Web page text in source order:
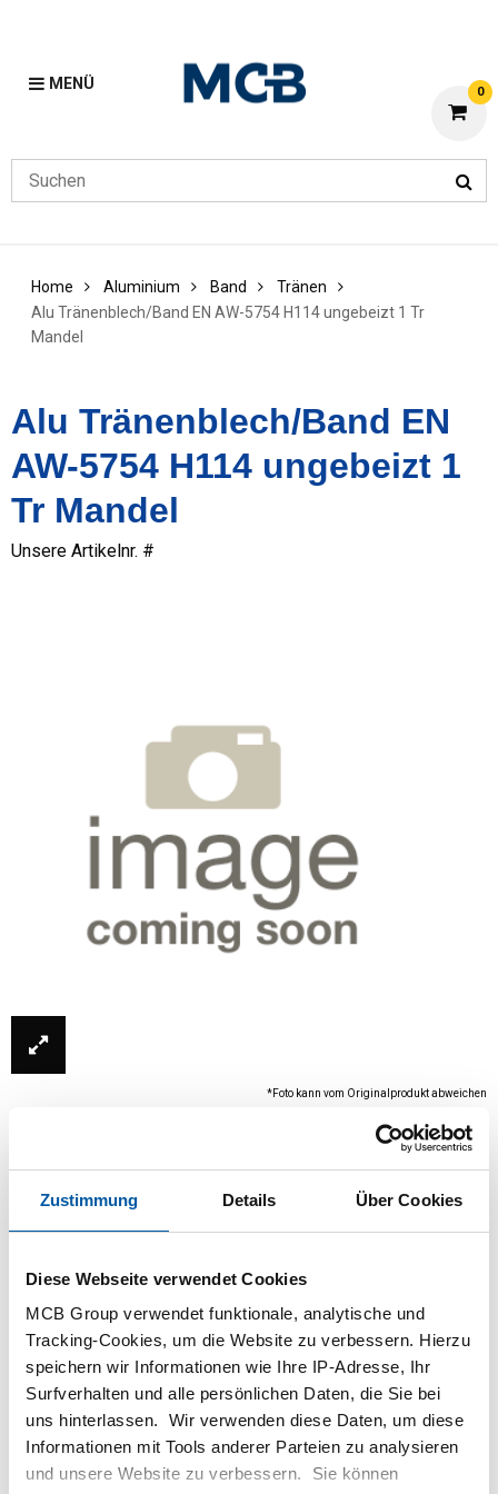
Zustimmung Details Über Cookies
Diese Webseite verwendet Cookies
MCB Group verwendet funktionale, analytische und
Tracking-Cookies, um die Website zu verbessern. Hierzu
speichern wir Informationen wie Ihre IP-Adresse, Ihr
Surfverhalten und alle persönlichen Daten, die Sie bei
uns hinterlassen. Wir verwenden diese Daten, um diese
Informationen mit Tools anderer Parteien zu analysieren
und unsere Website zu verbessern. Sie können
MENÜ 0
Home Aluminium Band
Tränen
Alu Tränenblech/Band EN AW-5754 H114 ungebeizt 1 Tr
Mandel
Alu Tränenblech/Band EN
AW-5754 H114 ungebeizt 1
Tr Mandel
Unsere Artikelnr. #
*Foto kann vom Originalprodukt abweichen
Dieses Produkt ist derzeit nicht online verfügbar.
Bitte wenden Sie sich an unsere
Verkaufsabteilung.
Bestellen mit Ihren eigenen Artikelnummern